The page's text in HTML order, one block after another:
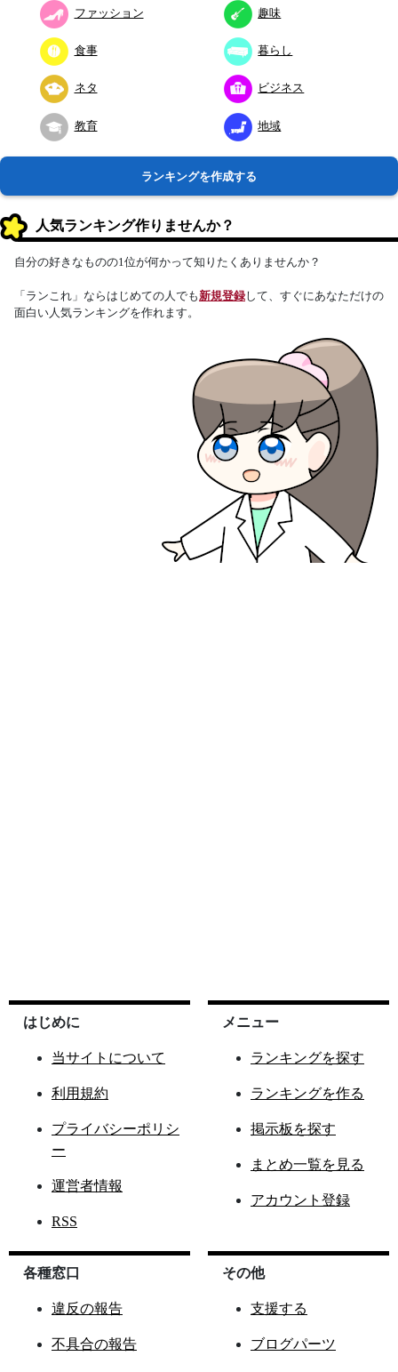
ファッション 趣味
食事 暮らし
ネタ ビジネス
教育 地域
ランキングを作成する
人気ランキング作りませんか？
自分の好きなものの1位が何かって知りたくありませんか？
「ランこれ」ならはじめての人でも新規登録して、すぐにあなただけの
面白い人気ランキングを作れます。
はじめに
当サイトについて
利用規約
プライバシーポリシ
ー
運営者情報
RSS
メニュー
ランキングを探す
ランキングを作る
掲示板を探す
まとめ一覧を見る
アカウント登録
各種窓口
違反の報告
不具合の報告
その他
支援する
ブログパーツ